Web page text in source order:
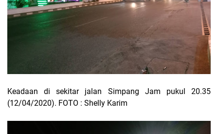
Keadaan di sekitar jalan Simpang Jam pukul 20.35
(12/04/2020). FOTO : Shelly Karim